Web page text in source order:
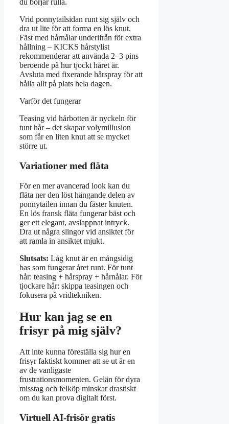
du börjar rulla.
Vrid ponnytailsidan runt sig själv och
dra ut lite för att forma en lös knut.
Fäst med hårnålar underifrån för extra
hållning – KICKS hårstylist
rekommenderar att använda 2–3 pins
beroende på hur tjockt håret är.
Avsluta med fixerande hårspray för att
hålla allt på plats hela dagen.
Varför det fungerar
Teasing vid hårbotten är nyckeln för
tunt hår – det skapar volymillusion
som får en liten knut att se mycket
större ut.
Variationer med fläta
För en mer avancerad look kan du
fläta ner den löst hängande delen av
ponnytailen innan du fäster knuten.
En lös fransk fläta fungerar bäst och
ger ett elegant, avslappnat intryck.
Dra ut några slingor vid ansiktet för
att ramla in ansiktet mjukt.
Slutsats: Låg knut är en mångsidig
bas som fungerar året runt. För tunt
hår: teasing + hårspray + hårnålar. För
tjockare hår: skippa teasingen och
fokusera på vridtekniken.
Hur kan jag se en
frisyr på mig själv?
Att inte kunna föreställa sig hur en
frisyr faktiskt kommer att se ut är en
av de vanligaste
frustrationsmomenten. Gelän för dyra
misstag och felköp minskar drastiskt
om du kan prova digitalt först.
Virtuell AI-frisör gratis